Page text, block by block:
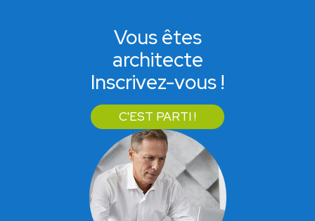
Vous êtes
architecte
Inscrivez-vous !
C'EST PARTI !